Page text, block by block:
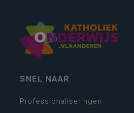
SNEL NAAR
Professionaliseringen